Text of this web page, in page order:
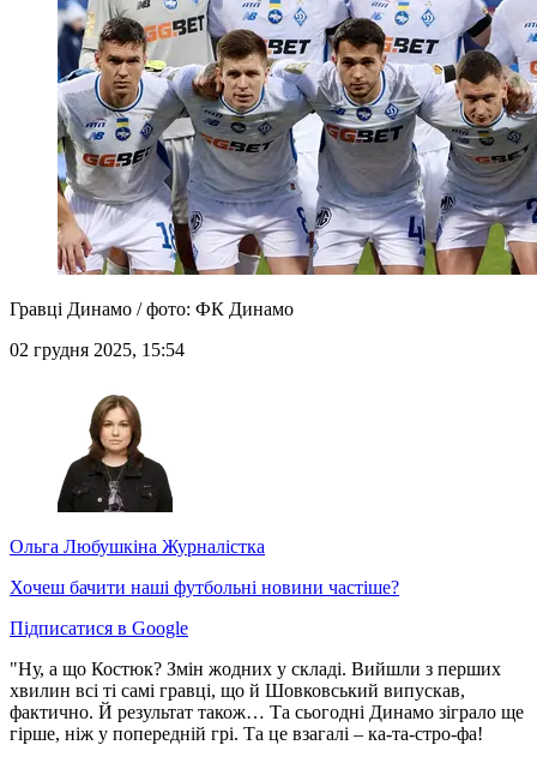
Гравці Динамо / фото: ФК Динамо
02 грудня 2025, 15:54
Ольга Любушкіна Журналістка
Хочеш бачити наші футбольні новини частіше?
Підписатися в Google
"Ну, а що Костюк? Змін жодних у складі. Вийшли з перших
хвилин всі ті самі гравці, що й Шовковський випускав,
фактично. Й результат також… Та сьогодні Динамо зіграло ще
гірше, ніж у попередній грі. Та це взагалі – ка-та-стро-фа!